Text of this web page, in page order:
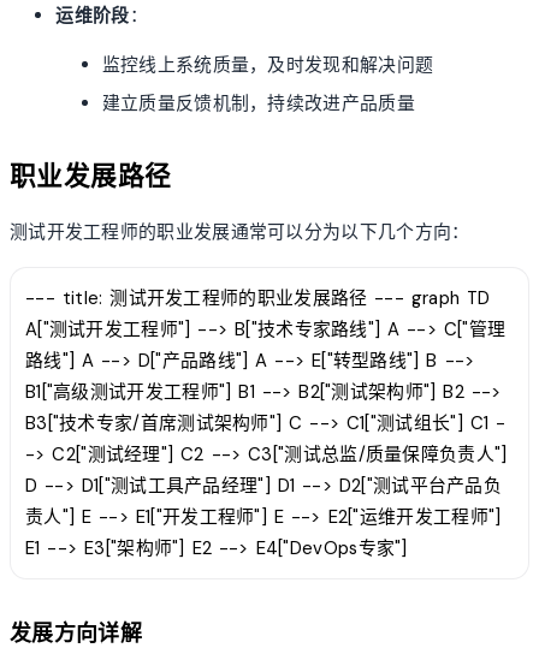
运维阶段：
监控线上系统质量，及时发现和解决问题
建立质量反馈机制，持续改进产品质量
职业发展路径
测试开发工程师的职业发展通常可以分为以下几个方向：
--- title: 测试开发工程师的职业发展路径 --- graph TD
A["测试开发工程师"] --> B["技术专家路线"] A --> C["管理
路线"] A --> D["产品路线"] A --> E["转型路线"] B -->
B1["高级测试开发工程师"] B1 --> B2["测试架构师"] B2 -->
B3["技术专家/首席测试架构师"] C --> C1["测试组长"] C1 -
-> C2["测试经理"] C2 --> C3["测试总监/质量保障负责人"]
D --> D1["测试工具产品经理"] D1 --> D2["测试平台产品负
责人"] E --> E1["开发工程师"] E --> E2["运维开发工程师"]
E1 --> E3["架构师"] E2 --> E4["DevOps专家"]
发展方向详解